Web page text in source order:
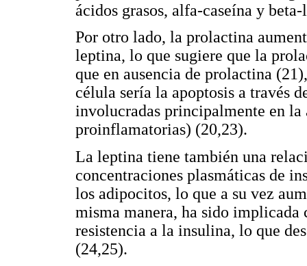
ácidos grasos, alfa-caseína y
Por otro lado, la prolactina
leptina, lo que sugiere que la
que en ausencia de prolactina
célula sería la apoptosis a través
involucradas principalmente en
proinflamatorias) (20,23).
La leptina tiene también una
concentraciones plasmáticas de
los adipocitos, lo que a su vez
misma manera, ha sido
resistencia a la insulina, lo que
(24,25).